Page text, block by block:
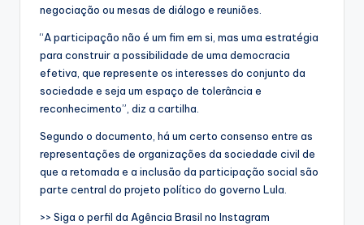
negociação ou mesas de diálogo e reuniões.
“A participação não é um fim em si, mas uma estratégia
para construir a possibilidade de uma democracia
efetiva, que represente os interesses do conjunto da
sociedade e seja um espaço de tolerância e
reconhecimento”, diz a cartilha.
Segundo o documento, há um certo consenso entre as
representações de organizações da sociedade civil de
que a retomada e a inclusão da participação social são
parte central do projeto político do governo Lula.
>> Siga o perfil da Agência Brasil no Instagram